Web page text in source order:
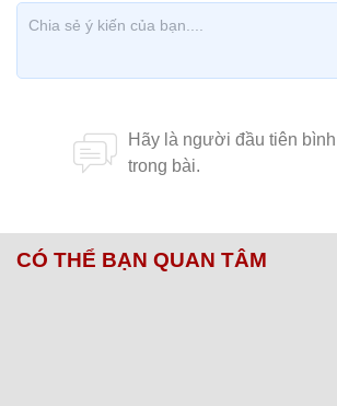
CÓ THỂ BẠN QUAN TÂM